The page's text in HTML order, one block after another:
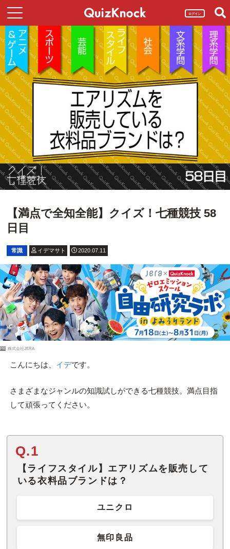
ログイン
【満点で全知全能】クイズ！七種競技 58
日目
常識 イデマサト 2020.07.11
PR 株式会社JERA
こんにちは、 イデです。
さまざまなジャンルの知識試しができる七種競技。満点目指
して頑張ってください。
Q.1
【ライフスタイル】エアリズムを販売して
いる衣料品ブランドは？
ユニクロ
無印良品